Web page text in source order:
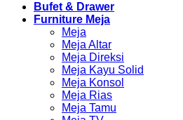
Bufet & Drawer
Furniture Meja
Meja
Meja Altar
Meja Direksi
Meja Kayu Solid
Meja Konsol
Meja Rias
Meja Tamu